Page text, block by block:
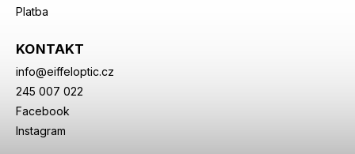
Platba
KONTAKT
info@eiffeloptic.cz
245 007 022
Facebook
Instagram